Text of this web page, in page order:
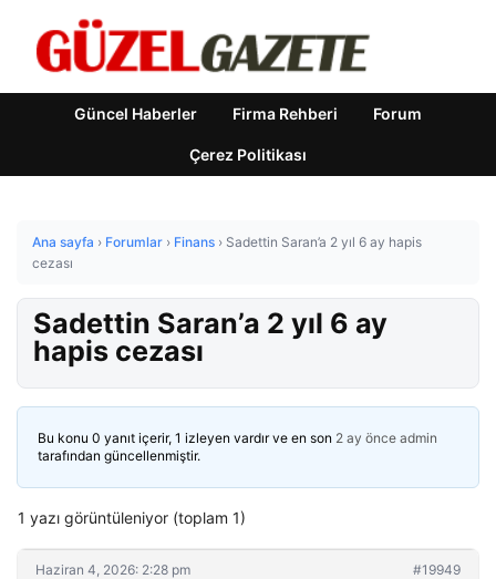
Güncel Haberler Firma Rehberi Forum
Çerez Politikası
Ana sayfa › Forumlar › Finans › Sadettin Saran’a 2 yıl 6 ay hapis
cezası
Sadettin Saran’a 2 yıl 6 ay
hapis cezası
Bu konu 0 yanıt içerir, 1 izleyen vardır ve en son 2 ay önce admin
tarafından güncellenmiştir.
1 yazı görüntüleniyor (toplam 1)
Haziran 4, 2026: 2:28 pm #19949